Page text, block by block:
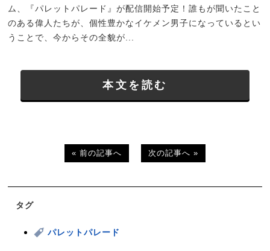
ム、『パレットパレード』が配信開始予定！誰もが聞いたこと
のある偉人たちが、個性豊かなイケメン男子になっているとい
うことで、今からその全貌が...
本文を読む
« 前の記事へ 次の記事へ »
タグ
パレットパレード